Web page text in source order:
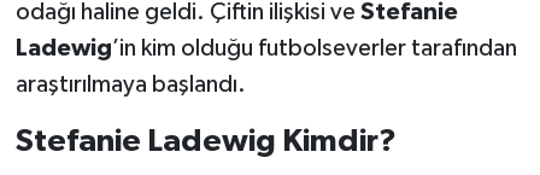
odağı haline geldi. Çiftin ilişkisi ve Stefanie
Ladewig’in kim olduğu futbolseverler tarafından
araştırılmaya başlandı.
Stefanie Ladewig Kimdir?